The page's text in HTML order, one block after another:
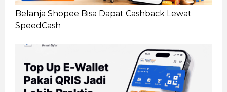
Belanja Shopee Bisa Dapat Cashback Lewat
SpeedCash